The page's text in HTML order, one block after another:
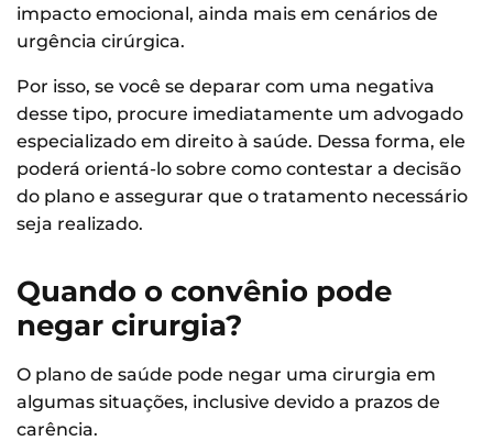
impacto emocional, ainda mais em cenários de
urgência cirúrgica.
Por isso, se você se deparar com uma negativa
desse tipo, procure imediatamente um advogado
especializado em direito à saúde. Dessa forma, ele
poderá orientá-lo sobre como contestar a decisão
do plano e assegurar que o tratamento necessário
seja realizado.
Quando o convênio pode
negar cirurgia?
O plano de saúde pode negar uma cirurgia em
algumas situações, inclusive devido a prazos de
carência.